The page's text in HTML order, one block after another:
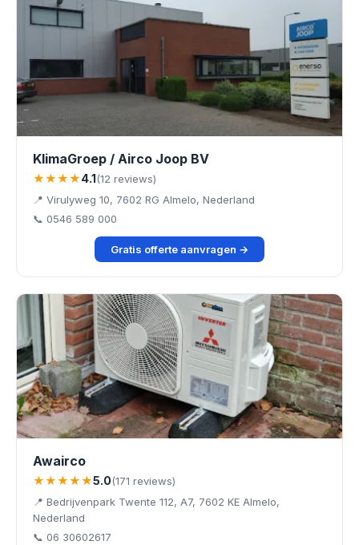
KlimaGroep / Airco Joop BV
★★★★4.1(12 reviews)
📍 Virulyweg 10, 7602 RG Almelo, Nederland
📞 0546 589 000
Gratis offerte aanvragen →
Awairco
★★★★★5.0(171 reviews)
📍 Bedrijvenpark Twente 112, A7, 7602 KE Almelo,
Nederland
📞 06 30602617